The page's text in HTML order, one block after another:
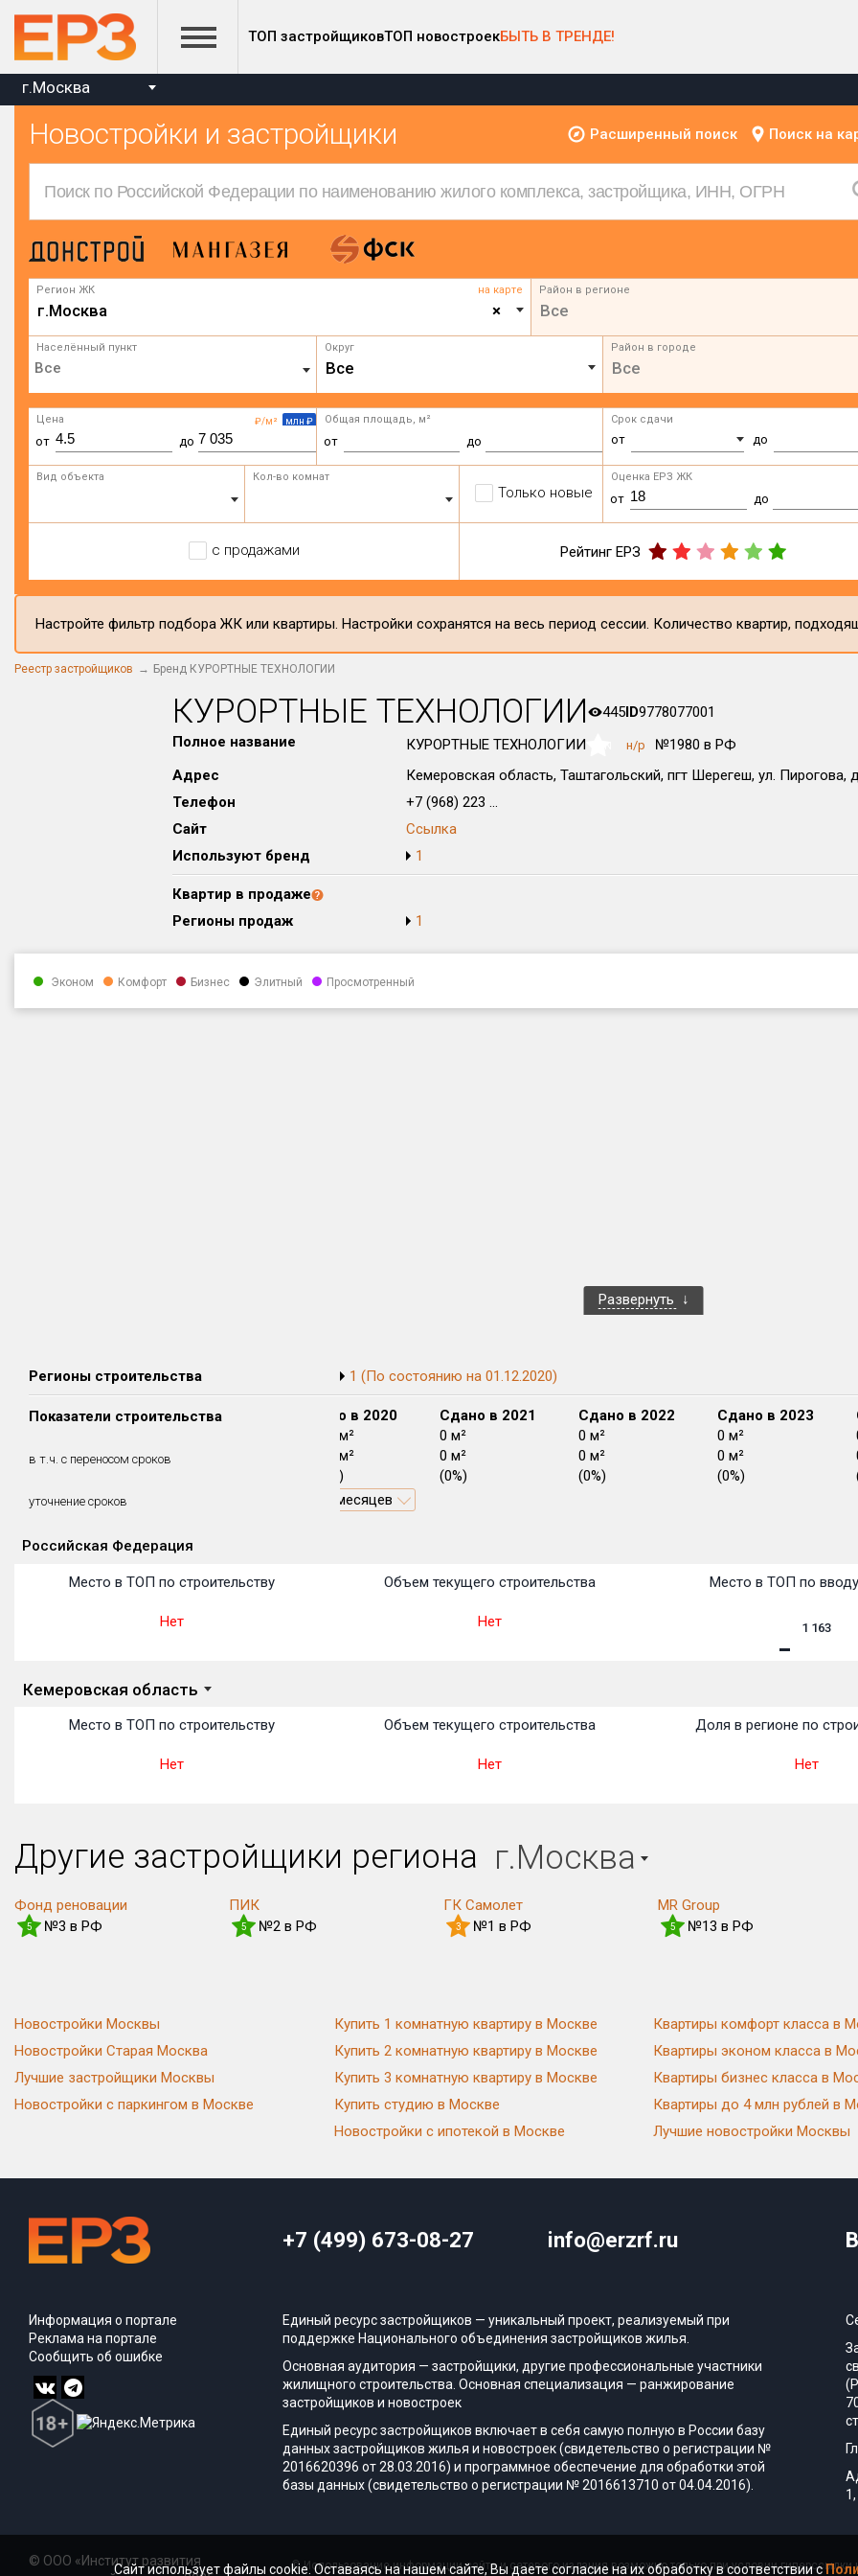
ТОП застройщиковТОП новостроекБЫТЬ В ТРЕНДЕ!
г.Москва
Новостройки и застройщики Расширенный поиск Поиск на
Регион ЖК на карте
×
г.Москва
Район в регионе
Все
Населённый пункт Округ
Все
Район в городе
Все
₽/м² млн ₽
Цена
от до
Общая площадь, м²
от до
Срок сдачи
от до
Вид объекта Кол-во комнат
Только новые
Оценка ЕРЗ ЖК
от до
с продажами Рейтинг ЕРЗ
Настройте фильтр подбора ЖК или квартиры. Настройки сохранятся на весь период сессии. Количество квартир,
Реестр застройщиков Бренд КУРОРТНЫЕ ТЕХНОЛОГИИ
КУРОРТНЫЕ ТЕХНОЛОГИИ 445ID9778077001
Полное название
КУРОРТНЫЕ ТЕХНОЛОГИИ н/р
№1980 в РФ
Адрес
Кемеровская область, Таштагольский, пгт Шерегеш, ул. Пирогова,
Телефон
+7 (968) 223 ...
Сайт
Ссылка
Используют бренд
1
Квартир в продаже
Регионы продаж
1
Эконом Комфорт Бизнес Элитный Просмотренный
Развернуть
Регионы строительства 1 (По состоянию на 01.12.2020)
Показатели строительства
в т.ч. с переносом сроков
уточнение сроков
Сдано в 2018
0 м²
Сдано в 2019
0 м²
Сдано в 2020
4 566 м²
4 566 м²
(100%)
16.6 месяцев
Сдано в 2021
0 м²
0 м²
(0%)
Сдано в 2022
0 м²
0 м²
(0%)
Сдано в 2023
0 м²
0 м²
(0%)
Российская Федерация
Место в ТОП по строительству
Нет
Объем текущего строительства
Нет
Место в ТОП по
1 163
Кемеровская область
Место в ТОП по строительству
Нет
Объем текущего строительства
Нет
Доля в регионе по
Нет
Другие застройщики региона г.Москва
Фонд реновации
5 №3 в РФ
ПИК
5 №2 в РФ
ГК Самолет
3 №1 в РФ
MR Group
5 №13 в РФ
Новостройки Москвы
Новостройки Старая Москва
Лучшие застройщики Москвы
Новостройки с паркингом в Москве
Купить 1 комнатную квартиру в Москве
Купить 2 комнатную квартиру в Москве
Купить 3 комнатную квартиру в Москве
Купить студию в Москве
Новостройки с ипотекой в Москве
Квартиры комфорт класса в
Квартиры эконом класса в
Квартиры бизнес класса в
Квартиры до 4 млн рублей в
Лучшие новостройки Москвы
+7 (499) 673-08-27 info@erzrf.ru
Информация о портале
Реклама на портале
Сообщить об ошибке
Единый ресурс застройщиков — уникальный проект, реализуемый при
поддержке Национального объединения застройщиков жилья.
Основная аудитория — застройщики, другие профессиональные участники
жилищного строительства. Основная специализация — ранжирование
застройщиков и новостроек
Единый ресурс застройщиков включает в себя самую полную в России базу
данных застройщиков жилья и новостроек (свидетельство о регистрации №
2016620396 от 28.03.2016) и программное обеспечение для обработки этой
базы данных (свидетельство о регистрации № 2016613710 от 04.04.2016).
© ООО «Институт развития
© Использование информации сайта и сетевого издания возможно только при условии
Сайт использует файлы cookie. Оставаясь на нашем сайте, Вы даете согласие на их обработку в соответствии с